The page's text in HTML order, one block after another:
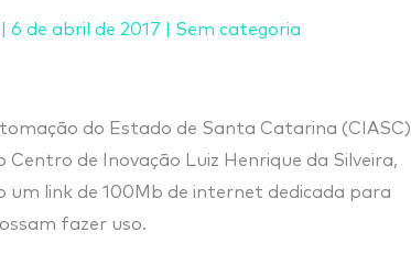
6 de abril de 2017 Sem categoria
do Estado de Santa Catarina (CIASC)
de Inovação Luiz Henrique da Silveira,
um link de 100Mb de internet dedicada para
fazer uso.